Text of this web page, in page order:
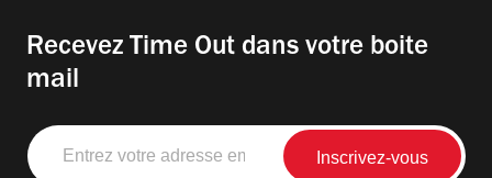
Recevez Time Out dans votre boite
mail
Entrez
votre